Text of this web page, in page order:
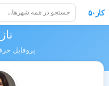
کار۵۰
پروفایل